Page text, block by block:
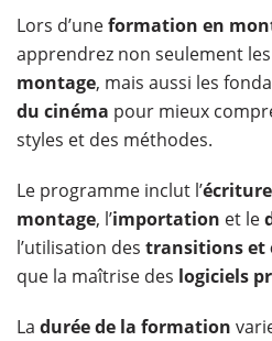
Lors d’uneformation en
apprendrez non seulement les
montage, mais aussi les
du cinéma pour mieux
styles et des méthodes.
Le programme inclut l’
montage, l’importation et le
l’utilisation des transitions et
que la maîtrise des logiciels
La durée de la formation